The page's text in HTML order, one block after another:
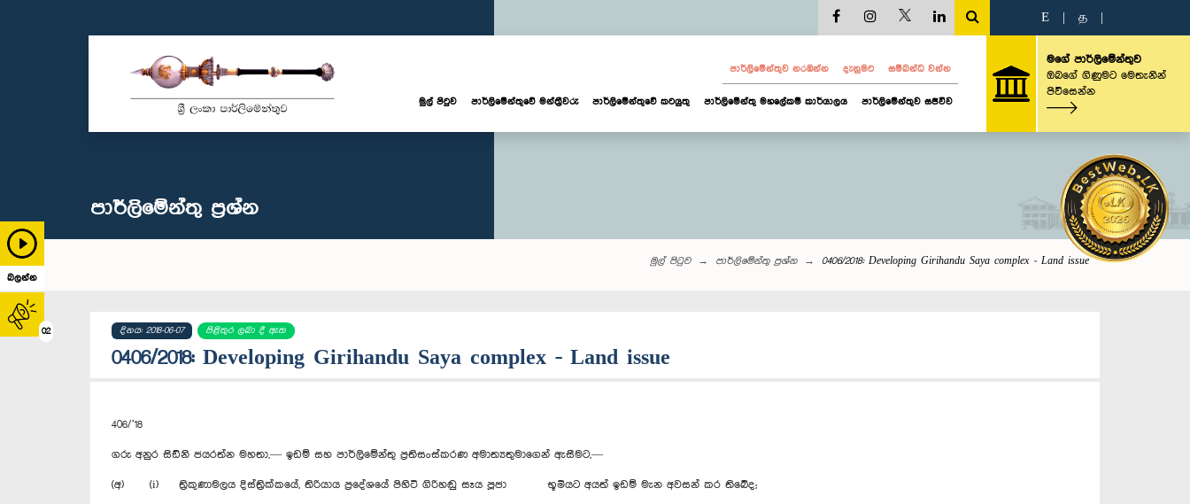
බලන්න
02
E த
පාර්ලි‌මේන්තුව නරඹන්න දැනුමට සම්බන්ධ වන්න
මුල් පිටුව පාර්ලි‌මේන්තුවේ මන්ත්‍රීවරු පාර්ලිමේන්තුවේ කටයුතු පාර්ලිමේන්තු මහලේකම් කාර්යාලය පාර්ලිමේන්තුව සජීවීව
මගේ පාර්ලිමේන්තුව
ඔබගේ ගිණුමට මෙතැනින්
පිවිසෙන්න
පාර්ලි‌මේන්තු‌ ප්‍රශ්න
මුල් පිටුව පාර්ලි‌මේන්තු‌ ප්‍රශ්න 0406/2018: Developing Girihandu Saya complex - Land issue
දිනය: 2018-06-07 පිළිතුර ලබා දී ඇත
0406/2018: Developing Girihandu Saya complex - Land issue
406/’18
ගරු අනුර සිඩ්නි ජයරත්න මහතා,— ඉඩම් සහ පාර්ලිමේන්තු ප්‍රතිසංස්කරණ අමාත්‍යතුමාගෙන් ඇසීමට,—
(අ) (i) ත්‍රිකුණාමලය දිස්ත්‍රික්කයේ, තිරියාය ප්‍රදේශයේ පිහිටි ගිරිහඬු සෑය පූජා භූමියට අයත් ඉඩම් මැන අවසන් කර තිබේද;